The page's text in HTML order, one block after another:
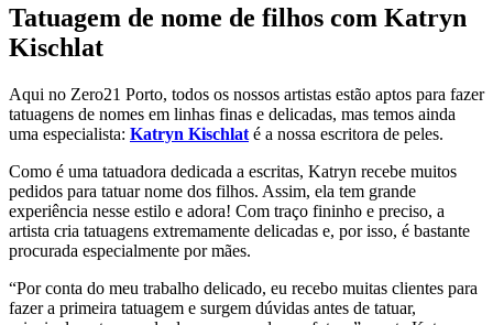
Tatuagem de nome de filhos com Katryn
Kischlat
Aqui no Zero21 Porto, todos os nossos artistas estão aptos para fazer
tatuagens de nomes em linhas finas e delicadas, mas temos ainda
uma especialista: Katryn Kischlat é a nossa escritora de peles.
Como é uma tatuadora dedicada a escritas, Katryn recebe muitos
pedidos para tatuar nome dos filhos. Assim, ela tem grande
experiência nesse estilo e adora! Com traço fininho e preciso, a
artista cria tatuagens extremamente delicadas e, por isso, é bastante
procurada especialmente por mães.
“Por conta do meu trabalho delicado, eu recebo muitas clientes para
fazer a primeira tatuagem e surgem dúvidas antes de tatuar,